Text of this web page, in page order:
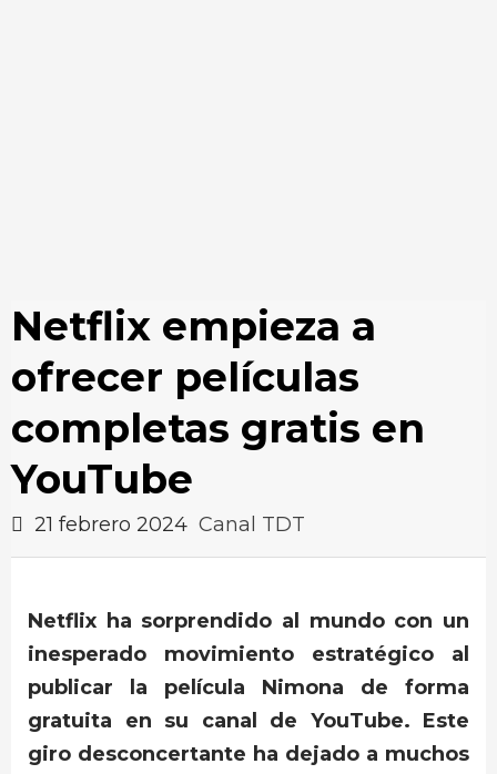
Netflix empieza a
ofrecer películas
completas gratis en
YouTube
21 febrero 2024 Canal TDT
Netflix ha sorprendido al mundo con un
inesperado movimiento estratégico al
publicar la película Nimona de forma
gratuita en su canal de YouTube. Este
giro desconcertante ha dejado a muchos